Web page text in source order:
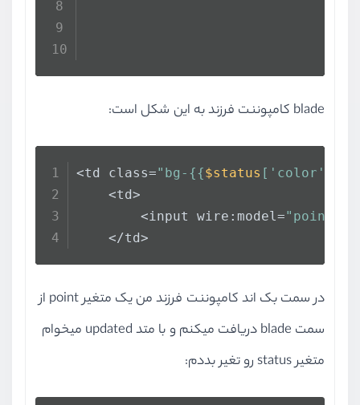
blade کامپوننت فرزند به این شکل است:
<td class="bg-{{$status ['color']}}"
    <td>
        <input wire:model=
"point"
    </td>
در سمت بک اند کامپوننت فرزند من یک متغیر point از
سمت blade دریافت میکنم و با متد updated میخوام
متغیر status رو تغیر بددم: